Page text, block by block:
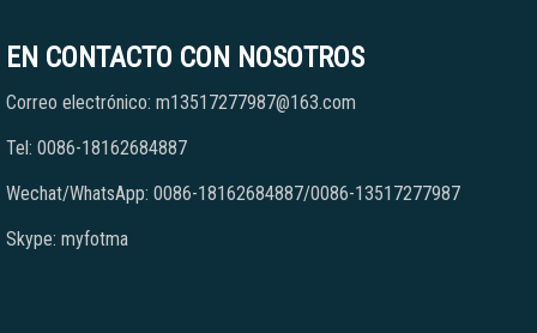
EN CONTACTO CON NOSOTROS
Correo electrónico: m13517277987@163.com
Tel: 0086-18162684887
Wechat/WhatsApp: 0086-18162684887/0086-13517277987
Skype: myfotma